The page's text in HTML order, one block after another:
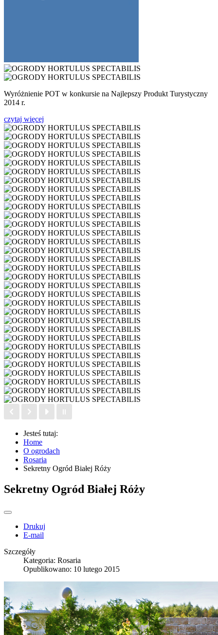
Wyróżnienie POT w konkursie na Najlepszy Produkt Turystyczny
2014 r.
czytaj więcej
Jesteś tutaj:
Home
O ogrodach
Rosaria
Sekretny Ogród Białej Róży
Sekretny Ogród Białej Róży
Drukuj
E-mail
Szczegóły
Kategoria: Rosaria
Opublikowano: 10 lutego 2015